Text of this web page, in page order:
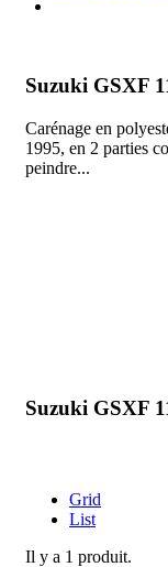
Suzuki GSXF
Carénage en
1995, en 2 parties
peindre...
Suzuki GSXF
Grid
List
Il y a 1 produit.